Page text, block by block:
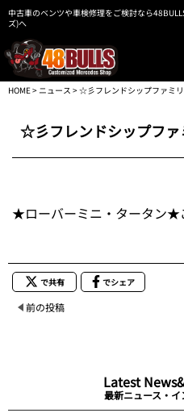
中古車のベンツや車検修理をご検討なら
ズ)へ
HOME> ニュース > ☆彡フレンドシップファミ
☆彡フレンドシップフ
★ローバーミニ・タータン★
で共有 でシェア
前の投稿
Latest
最新ニュース・